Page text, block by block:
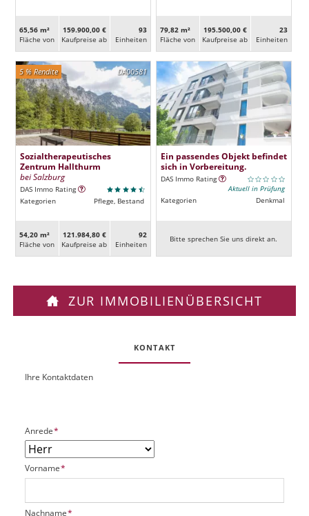
65,56 m²
Fläche von
159.900,00 €
Kaufpreise ab
93
Ein­heiten
79,82 m²
Fläche von
195.500,00 €
Kaufpreise ab
23
Ein­heiten
DA00581
5 % Rendite
Sozialtherapeutisches
Zentrum Hallthurm
bei Salzburg
DAS Immo Rating
Kategorien
Pflege, Bestand
54,20 m²
Fläche von
121.984,80 €
Kaufpreise ab
92
Ein­heiten
Ein passendes Objekt befindet
sich in Vorbereitung.
DAS Immo Rating
Aktuell in Prüfung
Kategorien
Denkmal
Bitte sprechen Sie uns direkt an.
ZUR IMMOBILIENÜBERSICHT
KONTAKT
O
k
P
t
UIhre Kontaktdaten
P
f
l
i
c
t
Anrede*
P
f
i
Vorname*
P
Nachname*